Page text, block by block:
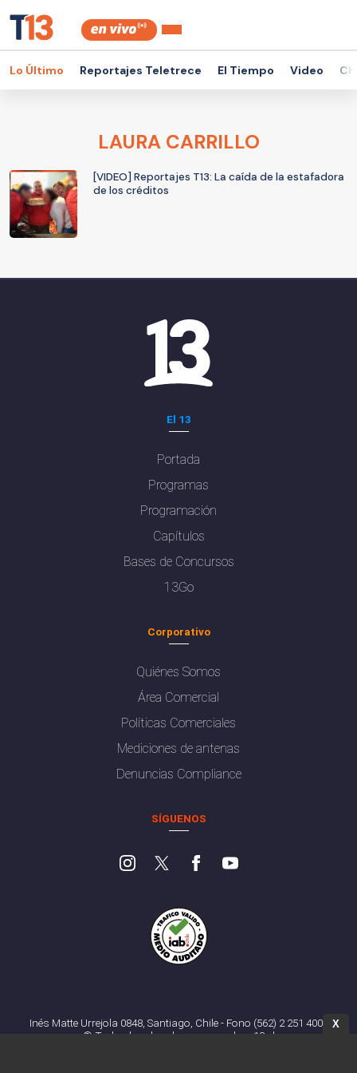
Lo Último Reportajes Teletrece El Tiempo Video
LAURA CARRILLO
[VIDEO] Reportajes T13: La caída de la estafadora
de los créditos
El 13
Portada
Programas
Programación
Capítulos
Bases de Concursos
13Go
Corporativo
Quiénes Somos
Área Comercial
Políticas Comerciales
Mediciones de antenas
Denuncias Compliance
SÍGUENOS
Inés Matte Urrejola 0848, Santiago, Chile - Fono (562) 2 251 4000
© Todos los derechos reservados. 13.cl
X